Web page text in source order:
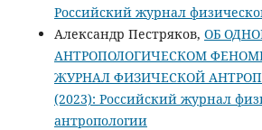
Российский журнал
Александр Пестряков, ОБ
АНТРОПОЛОГИЧЕСКОМ
ЖУРНАЛ ФИЗИЧЕСКОЙ
(2023): Российский журнал
антропологии